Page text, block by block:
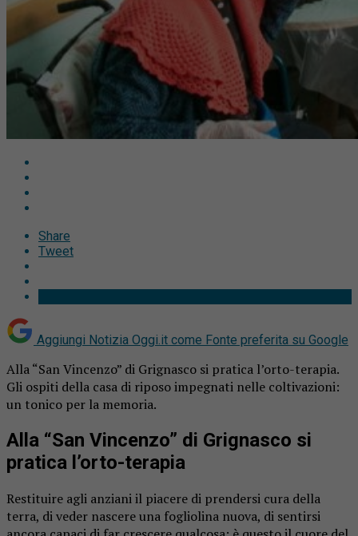
Share
Tweet
Aggiungi Notizia Oggi.it come Fonte preferita su Google
Alla “San Vincenzo” di Grignasco si pratica l’orto-terapia.
Gli ospiti della casa di riposo impegnati nelle coltivazioni:
un tonico per la memoria.
Alla “San Vincenzo” di Grignasco si
pratica l’orto-terapia
Restituire agli anziani il piacere di prendersi cura della
terra, di veder nascere una fogliolina nuova, di sentirsi